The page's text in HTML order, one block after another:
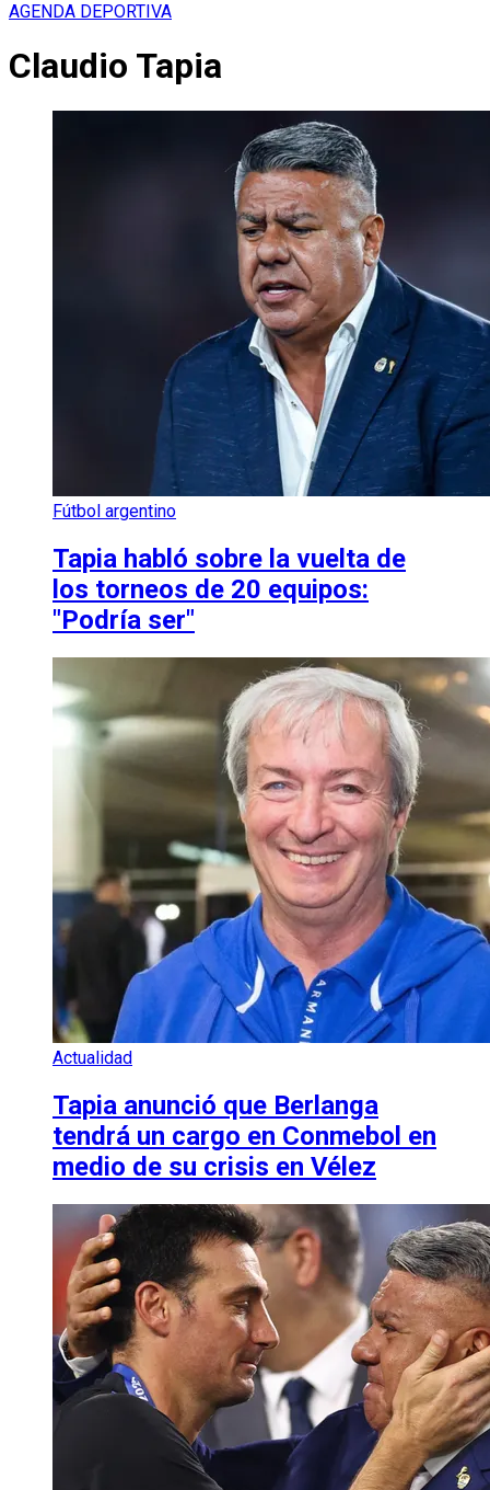
AGENDA DEPORTIVA
Claudio Tapia
Fútbol argentino
Tapia habló sobre la vuelta de
los torneos de 20 equipos:
"Podría ser"
Actualidad
Tapia anunció que Berlanga
tendrá un cargo en Conmebol en
medio de su crisis en Vélez